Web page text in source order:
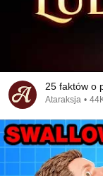
25 faktów o
Ataraksja •